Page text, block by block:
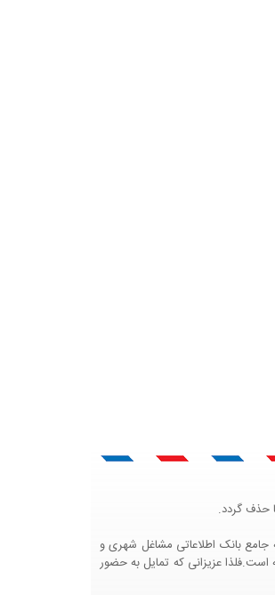
حذف گردد.
و اقتصاد کشور عزیزمان این وب سایت را راه اندازی نموده و با تلاش و کوشش 4 ساله سعی در تهیه جامع بانک اطلاعاتی مشاغل شهری و
عزیزانی که تمایل به حضور